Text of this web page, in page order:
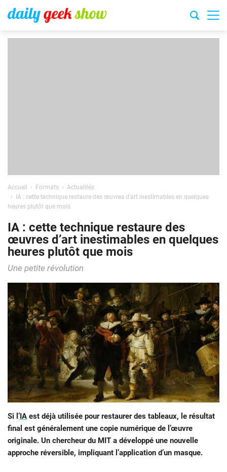
Accueil Formats
Actualités
IA : cette technique restaure des œuvres d’art inestimables en quelques
heures plutôt que mois
IA : cette technique restaure des
œuvres d’art inestimables en quelques
heures plutôt que mois
Une petite révolution
Si l’IA est déjà utilisée pour restaurer des tableaux, le résultat
final est généralement une copie numérique de l’œuvre
originale. Un chercheur du MIT a développé une nouvelle
approche réversible, impliquant l’application d’un masque.